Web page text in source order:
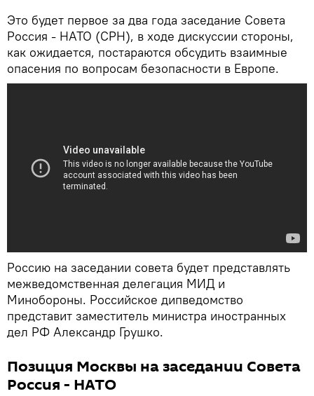
Это будет первое за два года заседание Совета
Россия - НАТО (СРН), в ходе дискуссии стороны,
как ожидается, постараются обсудить взаимные
опасения по вопросам безопасности в Европе.
Россию на заседании совета будет представлять
межведомственная делегация МИД и
Минобороны. Российское дипведомство
представит заместитель министра иностранных
дел РФ Александр Грушко.
Позиция Москвы на заседании Совета
Россия - НАТО